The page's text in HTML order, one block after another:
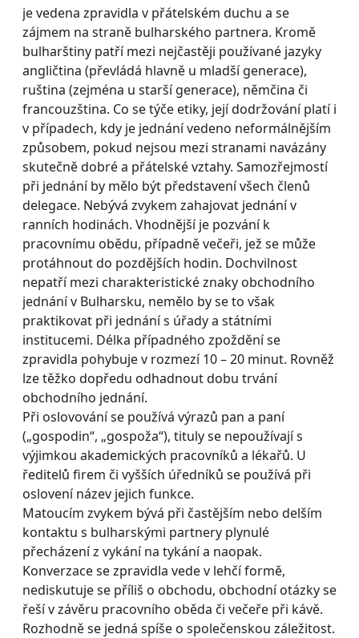
je vedena zpravidla v přátelském duchu a se
zájmem na straně bulharského partnera. Kromě
bulharštiny patří mezi nejčastěji používané jazyky
angličtina (převládá hlavně u mladší generace),
ruština (zejména u starší generace), němčina či
francouzština. Co se týče etiky, její dodržování platí i
v případech, kdy je jednání vedeno neformálnějším
způsobem, pokud nejsou mezi stranami navázány
skutečně dobré a přátelské vztahy. Samozřejmostí
při jednání by mělo být představení všech členů
delegace. Nebývá zvykem zahajovat jednání v
ranních hodinách. Vhodnější je pozvání k
pracovnímu obědu, případně večeři, jež se může
protáhnout do pozdějších hodin. Dochvilnost
nepatří mezi charakteristické znaky obchodního
jednání v Bulharsku, nemělo by se to však
praktikovat při jednání s úřady a státními
institucemi. Délka případného zpoždění se
zpravidla pohybuje v rozmezí 10 – 20 minut. Rovněž
lze těžko dopředu odhadnout dobu trvání
obchodního jednání.
Při oslovování se používá výrazů pan a paní
(„gospodin“, „gospoža“), tituly se nepoužívají s
výjimkou akademických pracovníků a lékařů. U
ředitelů firem či vyšších úředníků se používá při
oslovení název jejich funkce.
Matoucím zvykem bývá při častějším nebo delším
kontaktu s bulharskými partnery plynulé
přecházení z vykání na tykání a naopak.
Konverzace se zpravidla vede v lehčí formě,
nediskutuje se příliš o obchodu, obchodní otázky se
řeší v závěru pracovního oběda či večeře při kávě.
Rozhodně se jedná spíše o společenskou záležitost.